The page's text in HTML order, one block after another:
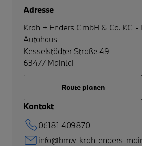
Adresse
Krah + Enders GmbH & Co. KG -
Autohaus
Kesselstädter Straße 49
63477 Maintal
Route planen
Kontakt
06181 409870
info@bmw-krah-enders-